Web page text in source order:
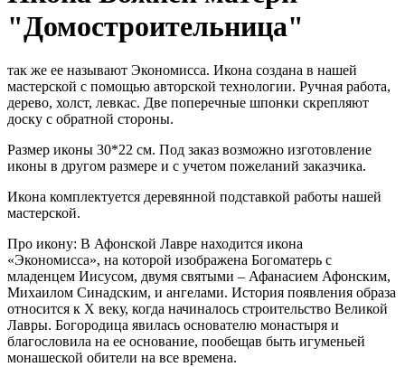
"Домостроительница"
так же ее называют Экономисса. Икона создана в нашей
мастерской с помощью авторской технологии. Ручная работа,
дерево, холст, левкас. Две поперечные шпонки скрепляют
доску с обратной стороны.
Размер иконы 30*22 см. Под заказ возможно изготовление
иконы в другом размере и с учетом пожеланий заказчика.
Икона комплектуется деревянной подставкой работы нашей
мастерской.
Про икону: В Афонской Лавре находится икона
«Экономисса», на которой изображена Богоматерь с
младенцем Иисусом, двумя святыми – Афанасием Афонским,
Михаилом Синадским, и ангелами. История появления образа
относится к X веку, когда начиналось строительство Великой
Лавры. Богородица явилась основателю монастыря и
благословила на ее основание, пообещав быть игуменьей
монашеской обители на все времена.